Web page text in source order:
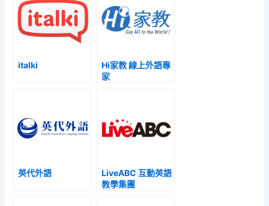
italki
Hi家教 線上外語專
家
英代外語
LiveABC 互動英語
教學集團